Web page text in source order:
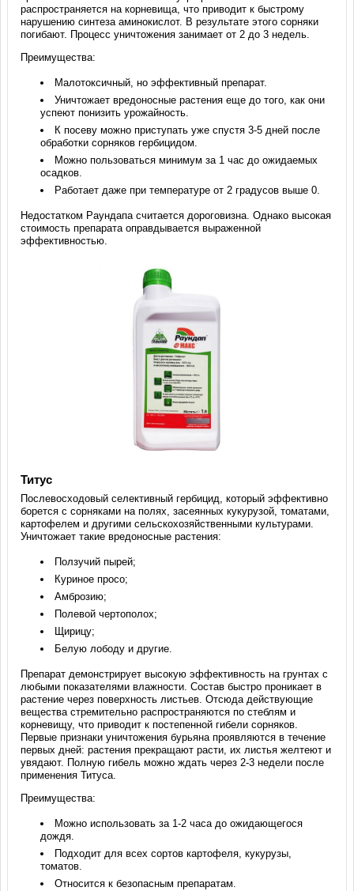
распространяется на корневища, что приводит к быстрому
нарушению синтеза аминокислот. В результате этого сорняки
погибают. Процесс уничтожения занимает от 2 до 3 недель.
Преимущества:
Малотоксичный, но эффективный препарат.
Уничтожает вредоносные растения еще до того, как они
успеют понизить урожайность.
К посеву можно приступать уже спустя 3-5 дней после
обработки сорняков гербицидом.
Можно пользоваться минимум за 1 час до ожидаемых
осадков.
Работает даже при температуре от 2 градусов выше 0.
Недостатком Раундапа считается дороговизна. Однако высокая
стоимость препарата оправдывается выраженной
эффективностью.
Титус
Послевосходовый селективный гербицид, который эффективно
борется с сорняками на полях, засеянных кукурузой, томатами,
картофелем и другими сельскохозяйственными культурами.
Уничтожает такие вредоносные растения:
Ползучий пырей;
Куриное просо;
Амброзию;
Полевой чертополох;
Щирицу;
Белую лободу и другие.
Препарат демонстрирует высокую эффективность на грунтах с
любыми показателями влажности. Состав быстро проникает в
растение через поверхность листьев. Отсюда действующие
вещества стремительно распространяются по стеблям и
корневищу, что приводит к постепенной гибели сорняков.
Первые признаки уничтожения бурьяна проявляются в течение
первых дней: растения прекращают расти, их листья желтеют и
увядают. Полную гибель можно ждать через 2-3 недели после
применения Титуса.
Преимущества:
Можно использовать за 1-2 часа до ожидающегося
дождя.
Подходит для всех сортов картофеля, кукурузы,
томатов.
Относится к безопасным препаратам.